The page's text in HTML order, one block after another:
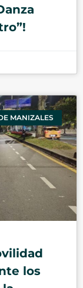
MANIZALES
los